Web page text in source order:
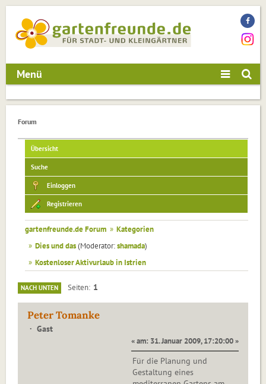
Menü
Forum
Übersicht
Suche
Einloggen
Registrieren
gartenfreunde.de Forum » Kategorien
» Dies und das(Moderator:shamada)
» Kostenloser Aktivurlaub in Istrien
NACH UNTEN Seiten 1
Peter Tomanke
Gast
« am: 31. Januar 2009, 17:20:00 »
Für die Planung und
Gestaltung eines